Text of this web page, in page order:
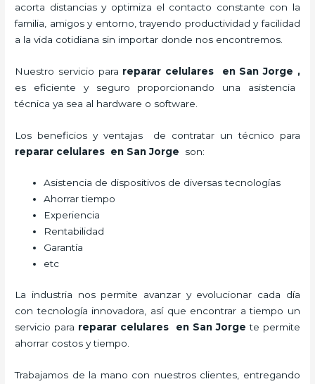
acorta distancias y optimiza el contacto constante con la
familia, amigos y entorno, trayendo productividad y facilidad
a la vida cotidiana sin importar donde nos encontremos.
Nuestro servicio para reparar celulares en San Jorge ,
es eficiente y seguro proporcionando una asistencia
técnica ya sea al hardware o software.
Los beneficios y ventajas de contratar un técnico para
reparar celulares en San Jorge
son:
Asistencia de dispositivos de diversas tecnologías
Ahorrar tiempo
Experiencia
Rentabilidad
Garantía
etc
La industria nos permite avanzar y evolucionar cada día
con tecnología innovadora, así que encontrar a tiempo un
servicio para reparar celulares en San Jorge te permite
ahorrar costos y tiempo.
Trabajamos de la mano con nuestros clientes, entregando